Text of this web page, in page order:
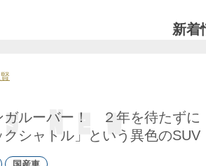
新着
ガルーバー！ ２年を待たずに
シャトル」という異色のSUV